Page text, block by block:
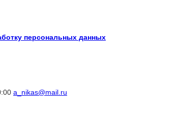
персональных данных
a_nikas@mail.ru